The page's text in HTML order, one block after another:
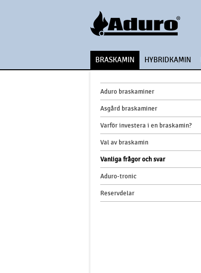
BRASKAMIN HYBRIDKAMIN
Aduro braskaminer
Asgård braskaminer
Varför investera i en braskamin?
Val av braskamin
Vanliga frågor och svar
Aduro-tronic
Reservdelar